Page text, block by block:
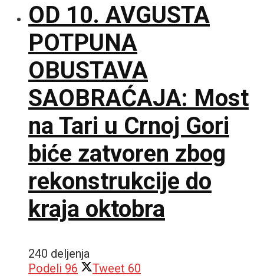
OD 10. AVGUSTA
POTPUNA
OBUSTAVA
SAOBRAĆAJA: Most
na Tari u Crnoj Gori
biće zatvoren zbog
rekonstrukcije do
kraja oktobra
240 deljenja
Podeli 96 Tweet 60